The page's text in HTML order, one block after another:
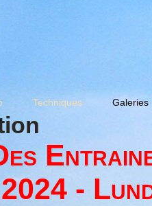
Techniques Galeries
2024 -